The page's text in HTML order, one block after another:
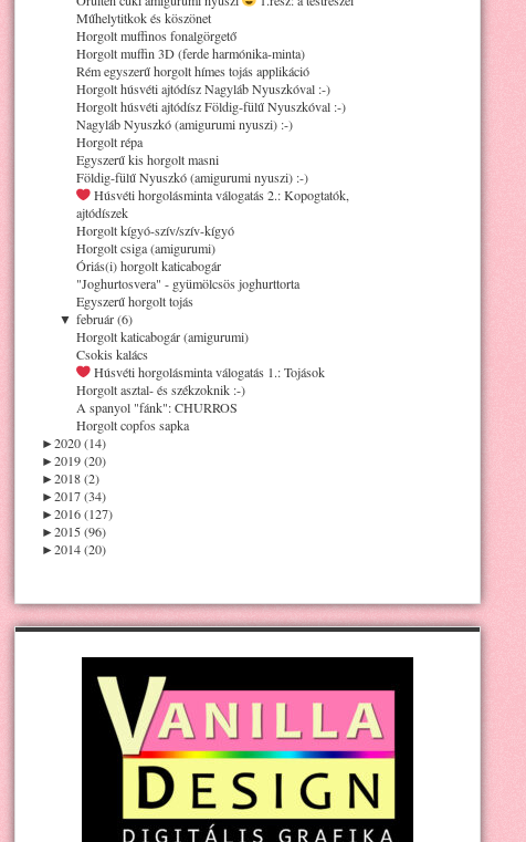
Műhelytitkok és köszönet
Horgolt muffinos fonalgörgető
Horgolt muffin 3D (ferde harmónika-minta)
Rém egyszerű horgolt hímes tojás applikáció
Horgolt húsvéti ajtódísz Nagyláb Nyuszkóval :-)
Horgolt húsvéti ajtódísz Földig-fülű Nyuszkóval :-)
Nagyláb Nyuszkó (amigurumi nyuszi) :-)
Horgolt répa
Egyszerű kis horgolt masni
Földig-fülű Nyuszkó (amigurumi nyuszi) :-)
Húsvéti horgolásminta válogatás 2.: Kopogtatók,
ajtódíszek
Horgolt kígyó-szív/szív-kígyó
Horgolt csiga (amigurumi)
Óriás(i) horgolt katicabogár
"Joghurtosvera" - gyümölcsös joghurttorta
Egyszerű horgolt tojás
▼ február (6)
Horgolt katicabogár (amigurumi)
Csokis kalács
Húsvéti horgolásminta válogatás 1.: Tojások
Horgolt asztal- és székzoknik :-)
A spanyol "fánk": CHURROS
Horgolt copfos sapka
►2020 (14)
►2019 (20)
►2018 (2)
►2017 (34)
►2016 (127)
►2015 (96)
►2014 (20)